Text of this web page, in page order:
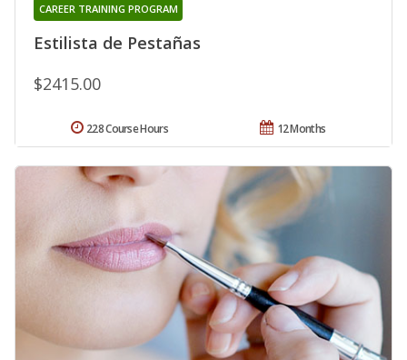
Estilista de Pestañas
CAREER TRAINING PROGRAM
$2415.00
12 Months
228 Course Hours